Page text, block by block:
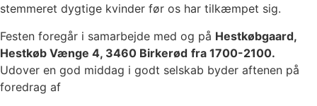
stemmeret dygtige kvinder før os har tilkæmpet sig.
Festen foregår i samarbejde med og på Hestkøbgaard,
Hestkøb Vænge 4, 3460 Birkerød fra 1700-2100.
Udover en god middag i godt selskab byder aftenen på
foredrag af